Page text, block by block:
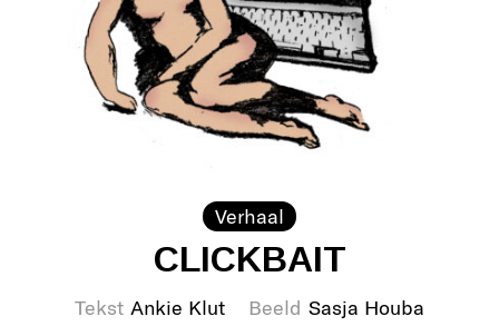
Verhaal
CLICKBAIT
Tekst Ankie Klut Beeld Sasja Houba